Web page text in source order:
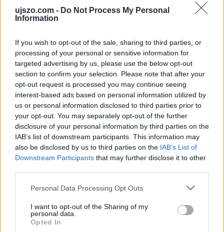
ujszo.com - Do Not Process My Personal
Information
If you wish to opt-out of the sale, sharing to third parties, or
processing of your personal or sensitive information for
targeted advertising by us, please use the below opt-out
section to confirm your selection. Please note that after your
opt-out request is processed you may continue seeing
interest-based ads based on personal information utilized by
us or personal information disclosed to third parties prior to
your opt-out. You may separately opt-out of the further
disclosure of your personal information by third parties on the
IAB’s list of downstream participants. This information may
also be disclosed by us to third parties on the IAB’s List of
Downstream Participants that may further disclose it to other
Please note that this website/app uses one or more Google
not limited to your visit or usage behaviour. You may click to
grant or deny consent to Google and its third-party tags to
use your data for below specified purposes in below Google
Personal Data Processing Opt Outs
I want to opt-out of the Sharing of my
personal data.
Opted In
KVÍZ: Ki született Mikszáthfalván?
BŰNÜGY ÉS BALESET
Egy bolgár kamionos mágnessel manipulálta
a pihenőidőt
SPORT
Eldől a Ferencváros sorsa
HELYI HÍREK
Polgármesteri vétó a pluszpénzek ellen
HAZA ÉS NAGYVILÁG
Megszerezhető az autópálya mellett kivágott
fa